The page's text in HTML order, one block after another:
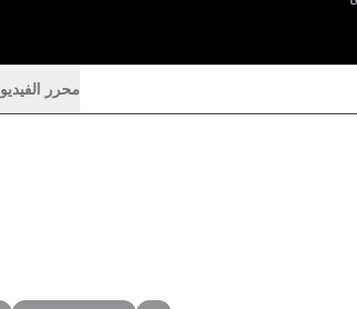
محرر الفيديو